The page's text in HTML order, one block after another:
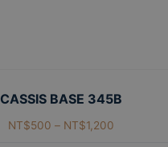
CASSIS BASE 345B
NT$500 – NT$1,200